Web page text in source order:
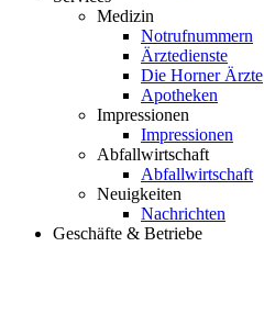
Medizin
Notrufnummern
Ärztedienste
Die Horner Ärzte
Apotheken
Impressionen
Impressionen
Abfallwirtschaft
Abfallwirtschaft
Neuigkeiten
Nachrichten
Geschäfte & Betriebe